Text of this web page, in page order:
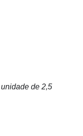
de 2,5